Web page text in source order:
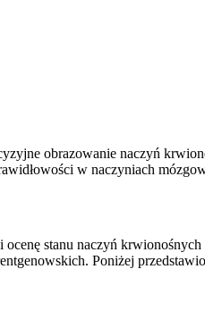
obrazowanie naczyń
w naczyniach
stanu naczyń
Poniżej